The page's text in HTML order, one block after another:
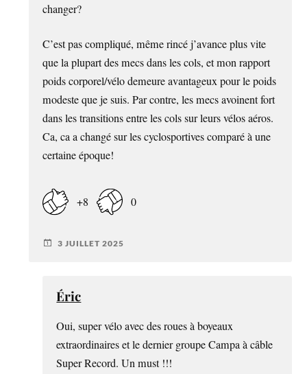
changer?
C’est pas compliqué, même rincé j’avance plus vite
que la plupart des mecs dans les cols, et mon rapport
poids corporel/vélo demeure avantageux pour le poids
modeste que je suis. Par contre, les mecs avoinent fort
dans les transitions entre les cols sur leurs vélos aéros.
Ca, ca a changé sur les cyclosportives comparé à une
certaine époque!
+8 0
3 JUILLET 2025
Éric
Oui, super vélo avec des roues à boyeaux
extraordinaires et le dernier groupe Campa à câble
Super Record. Un must !!!